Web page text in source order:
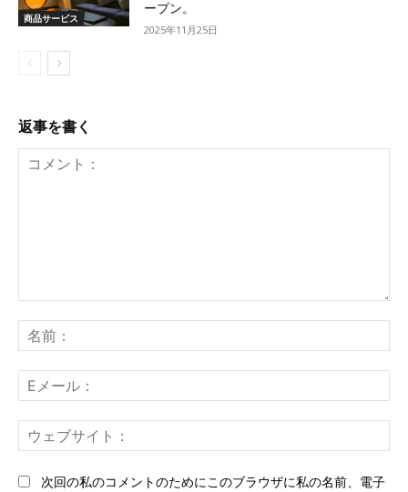
商品サービス
ープン。
2025年11月25日
返事を書く
ン
ト：
前
メ
ー
ェ
次回の私のコメントのためにこのブラウザに私の名前、電子